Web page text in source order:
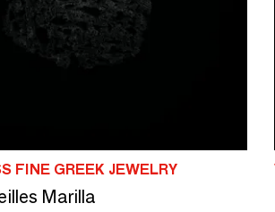
FINE GREEK JEWELRY
Marilla